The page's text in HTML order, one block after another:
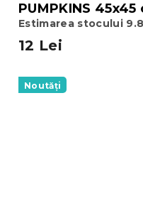
PUMPKINS
Estimarea stocului
12 Lei
Noutăți